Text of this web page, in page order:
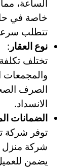
الساعة،
خاصة في
تتطلب
نوع العقار :
تختلف
والمجمعات
الصرف
الانسداد.
الضمانات
توفر شركة
شركة منزل
يضمن